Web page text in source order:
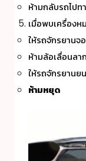
ห้ามกลับรถไปท
เมื่อพบเครื่อง
ให้รถจักรยานจ
ห้ามล้อเลื่อนลา
ให้รถจักรยานย
ห้ามหยุด